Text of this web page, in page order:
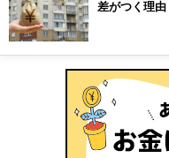
差がつく理由